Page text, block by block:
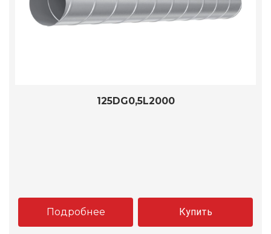
125DG0,5L2000
Подробнее Купить